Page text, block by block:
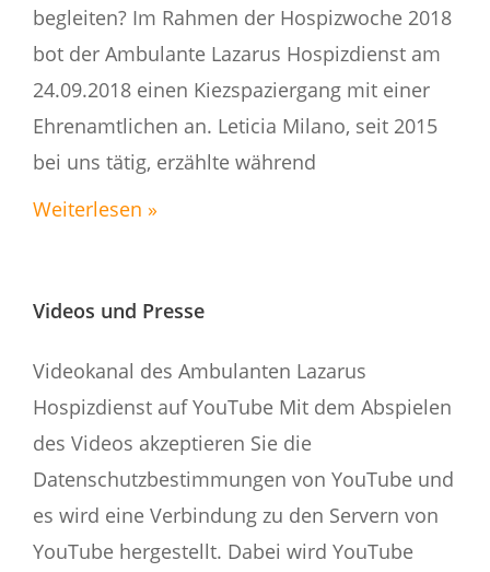
begleiten? Im Rahmen der Hospizwoche 2018
bot der Ambulante Lazarus Hospizdienst am
24.09.2018 einen Kiezspaziergang mit einer
Ehrenamtlichen an. Leticia Milano, seit 2015
bei uns tätig, erzählte während
Weiterlesen »
Videos und Presse
Videokanal des Ambulanten Lazarus
Hospizdienst auf YouTube Mit dem Abspielen
des Videos akzeptieren Sie die
Datenschutzbestimmungen von YouTube und
es wird eine Verbindung zu den Servern von
YouTube hergestellt. Dabei wird YouTube